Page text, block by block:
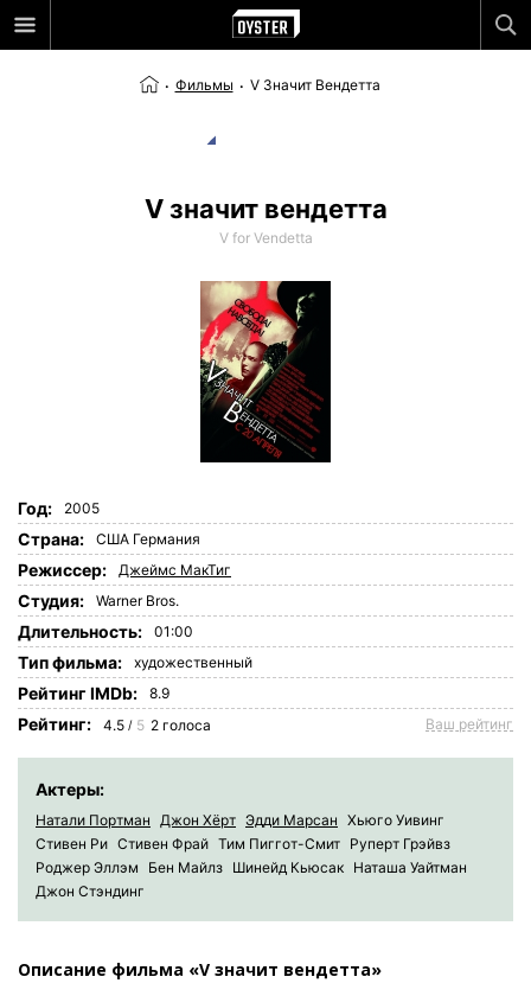
Фильмы V Значит Вендетта
V значит вендетта
V for Vendetta
Год: 2005
Страна: США Германия
Режиссер: Джеймс МакТиг
Студия: Warner Bros.
Длительность: 01:00
Tип фильма: художественный
Рейтинг IMDb: 8.9
Рейтинг: 4.5 / 5 2 голоса Ваш рейтинг
Актеры:
Натали Портман Джон Хёрт Эдди Марсан Хьюго Уивинг
Стивен Ри Стивен Фрай Тим Пиггот-Смит Руперт Грэйвз
Роджер Эллэм
Бен Майлз Шинейд Кьюсак Наташа Уайтман
Джон Стэндинг
Описание фильма «V значит вендетта»